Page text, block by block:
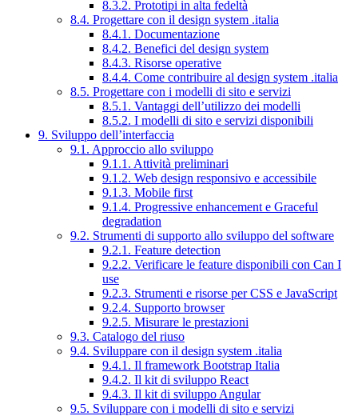
8.3.2. Prototipi in alta fedeltà
8.4. Progettare con il design system .italia
8.4.1. Documentazione
8.4.2. Benefici del design system
8.4.3. Risorse operative
8.4.4. Come contribuire al design system .italia
8.5. Progettare con i modelli di sito e servizi
8.5.1. Vantaggi dell’utilizzo dei modelli
8.5.2. I modelli di sito e servizi disponibili
9. Sviluppo dell’interfaccia
9.1. Approccio allo sviluppo
9.1.1. Attività preliminari
9.1.2. Web design responsivo e accessibile
9.1.3. Mobile first
9.1.4. Progressive enhancement e Graceful
degradation
9.2. Strumenti di supporto allo sviluppo del software
9.2.1. Feature detection
9.2.2. Verificare le feature disponibili con Can I
use
9.2.3. Strumenti e risorse per CSS e JavaScript
9.2.4. Supporto browser
9.2.5. Misurare le prestazioni
9.3. Catalogo del riuso
9.4. Sviluppare con il design system .italia
9.4.1. Il framework Bootstrap Italia
9.4.2. Il kit di sviluppo React
9.4.3. Il kit di sviluppo Angular
9.5. Sviluppare con i modelli di sito e servizi